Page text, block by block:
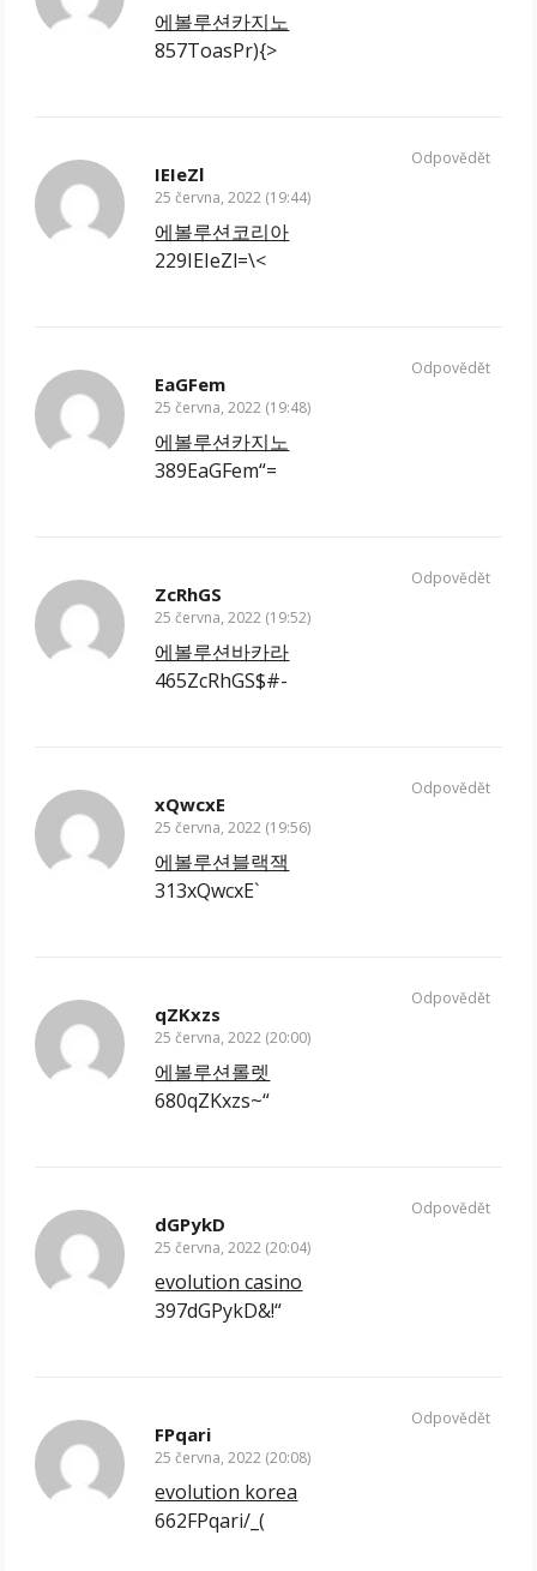
에볼루션카지노
857ToasPr){>
IEIeZl
25 června, 2022 (19:44)
에볼루션코리아
229IEIeZl=\<
Odpovědět
EaGFem
25 června, 2022 (19:48)
에볼루션카지노
389EaGFem“=
Odpovědět
ZcRhGS
25 června, 2022 (19:52)
에볼루션바카라
465ZcRhGS$#-
Odpovědět
xQwcxE
25 června, 2022 (19:56)
에볼루션블랙잭
313xQwcxE`
Odpovědět
qZKxzs
25 června, 2022 (20:00)
에볼루션롤렛
680qZKxzs~“
Odpovědět
dGPykD
25 června, 2022 (20:04)
evolution casino
397dGPykD&!“
Odpovědět
FPqari
25 června, 2022 (20:08)
evolution korea
662FPqari/_(
Odpovědět